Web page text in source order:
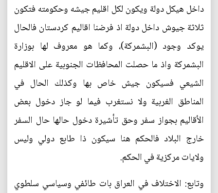
داخل هيكل دولة ويكون لكل اقليم جيشه وحكومته فتكون
ثلاثة جيوش داخل دولة اذ فرضنا اقاليم كردستان فالحال
يوكد وجود (البشمركة)، وكما هو معروف لها بوزارة
البشمركة واذ ما حصلت المحافظات الجنوبية على الاقليم
الشيعي فسيكون جيش خاص بها وكذلك الحال في
المناطق الغربية ولا نستغرب فيما لو جاز دخول بعض
الأقاليم بجواز سفر وحق تأشيرة دخول حالها حال السفر
خارج البلاد فالحكم هنا سيكون ذا طابع دولي وليس
ولايات مركزية في الحكم.
وتابع: الاختلاف في العراق بات طائفي وسياسي سلطوي